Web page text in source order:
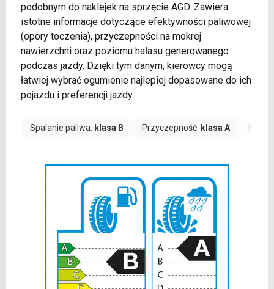
podobnym do naklejek na sprzęcie AGD. Zawiera
istotne informacje dotyczące efektywności paliwowej
(opory toczenia), przyczepności na mokrej
nawierzchni oraz poziomu hałasu generowanego
podczas jazdy. Dzięki tym danym, kierowcy mogą
łatwiej wybrać ogumienie najlepiej dopasowane do ich
pojazdu i preferencji jazdy.
Spalanie paliwa: klasa B Przyczepność: klasa A Hałas: